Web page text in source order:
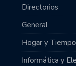
Directorios
General
Hogar y
Informática y